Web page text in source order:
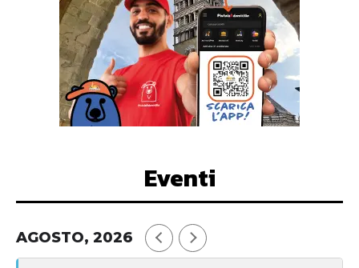
Eventi
AGOSTO, 2026